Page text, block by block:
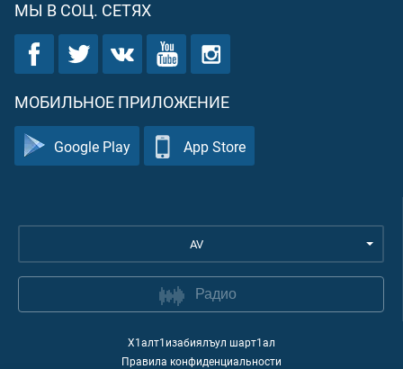
МЫ В СОЦ. СЕТЯХ
МОБИЛЬНОЕ ПРИЛОЖЕНИЕ
Google Play App Store
AV
Радио
Х1алт1изабиялъул шарт1ал
Правила конфиденциальности